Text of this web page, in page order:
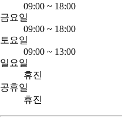
09:00 ~ 18:00
금요일
09:00 ~ 18:00
토요일
09:00 ~ 13:00
일요일
휴진
공휴일
휴진